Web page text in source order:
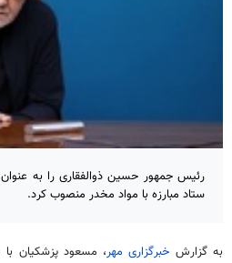
رئیس جمهور حسین ذوالفقاری را به
ستاد مبارزه با مواد مخدر منصوب کرد.
به گزارش خبرگزاری مهر، مسعود پزشکیان